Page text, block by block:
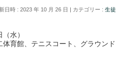
日時 : 2023 年 10 月 26 日 カテゴリー :生徒
水）
育館、テニスコート、グラウンド